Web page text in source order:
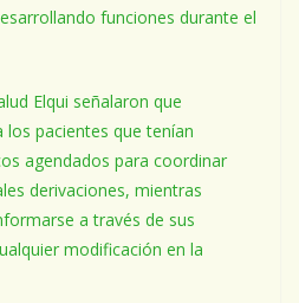
funciones durante el
Elqui señalaron que
pacientes que tenían
agendados para coordinar
derivaciones, mientras
a través de sus
modificación en la